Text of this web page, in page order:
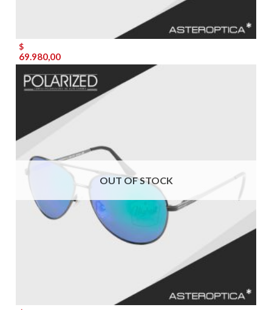
$
69.980,00
OUT OF STOCK